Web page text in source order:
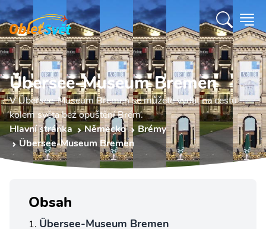
Übersee-Museum Bremen
V Übersee-Museum Bremen se můžete vydat na cestu
kolem světa bez opuštění Brém.
Hlavní stránka
Německo
Brémy
Übersee-Museum Bremen
Obsah
Übersee-Museum Bremen